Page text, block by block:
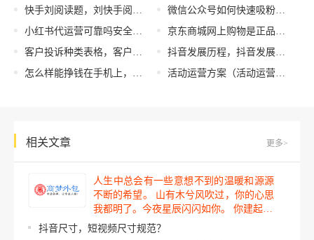
快手刘阅读题，刘快手阅读答案？
小红书代运营可靠吗安全吗可信吗，小红书代运营可靠吗安全吗可信吗是真的吗
客户投诉种类表格，客户投诉种类表格模板？
怎么样能挣钱在手机上，怎么才可以在手机上挣钱？
微信公众号如何快速吸粉？ 公众号怎么引流推广？
京东商城网上购物是正品吗，京东网东西是真的吗？
抖音发展历程，抖音发展历程和趋势？
活动运营方案（活动运营案例拆解）
相关文章 更多>
人生中总会有一些意想不到的温暖和源源
不断的希望。 山有木兮风吹过，你的心思
我都明了。今夜星辰闪闪如你。 你建起…
抖音尺寸，短视频尺寸规范？